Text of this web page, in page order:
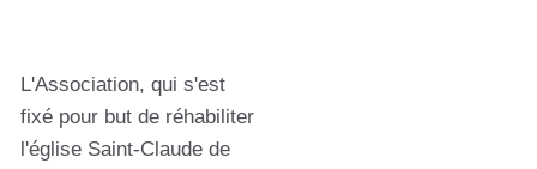
L'Association, qui s'est
fixé pour but de réhabiliter
l'église Saint-Claude de